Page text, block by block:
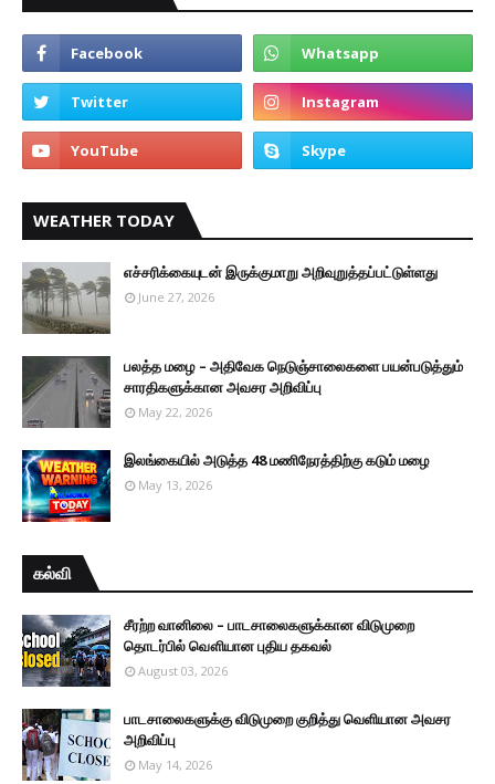
WEATHER TODAY
எச்சரிக்கையுடன் இருக்குமாறு அறிவுறுத்தப்பட்டுள்ளது
June 27, 2026
பலத்த மழை – அதிவேக நெடுஞ்சாலைகளை பயன்படுத்தும்
சாரதிகளுக்கான அவசர அறிவிப்பு
May 22, 2026
இலங்கையில் அடுத்த 48 மணிநேரத்திற்கு கடும் மழை
May 13, 2026
கல்வி
சீரற்ற வானிலை – பாடசாலைகளுக்கான விடுமுறை
தொடர்பில் வௌியான புதிய தகவல்
August 03, 2026
பாடசாலைகளுக்கு விடுமுறை குறித்து வெளியான அவசர
அறிவிப்பு
May 14, 2026